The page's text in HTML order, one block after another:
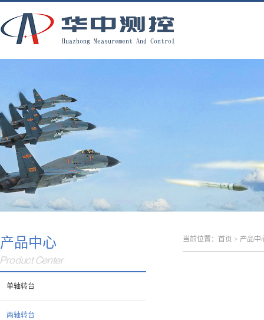
产品中心
Product Center
单轴转台
两轴转台
当前位置： 首页 > 产品中